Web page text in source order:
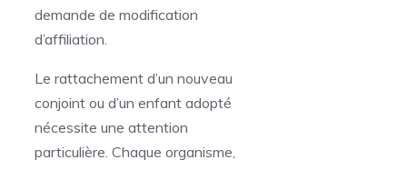
demande de modification
d’affiliation.
Le rattachement d’un nouveau
conjoint ou d’un enfant adopté
nécessite une attention
particulière. Chaque organisme,